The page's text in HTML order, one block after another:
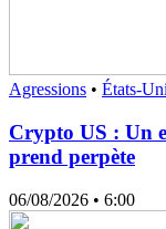
Agressions • États-
Crypto US : Un
prend perpète
06/08/2026 • 6:00